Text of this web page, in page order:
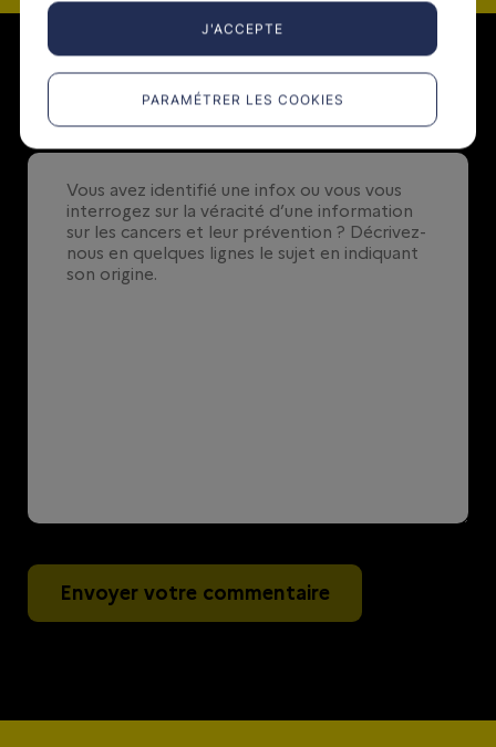
Soumettre une infox
0 / 500
Envoyer votre commentaire
J'ACCEPTE
PARAMÉTRER LES COOKIES